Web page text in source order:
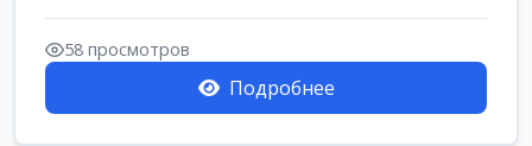
Работа в Нетании на мебельном
производстве: требу...
58 просмотров
Подробнее